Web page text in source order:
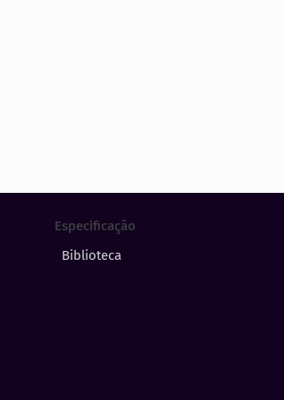
Especificação
Biblioteca